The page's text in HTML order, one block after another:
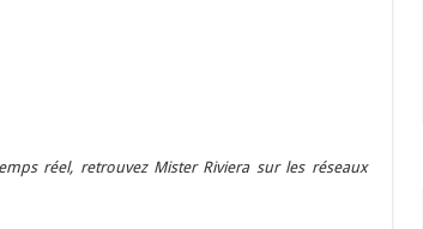
réel, retrouvez Mister Riviera sur les réseaux